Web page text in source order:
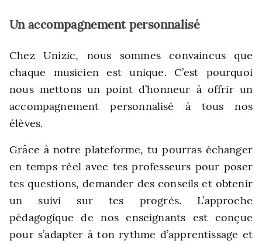
Un accompagnement personnalisé
Chez Unizic, nous sommes convaincus que
chaque musicien est unique. C’est pourquoi
nous mettons un point d’honneur à offrir un
accompagnement personnalisé à tous nos
élèves.
Grâce à notre plateforme, tu pourras échanger
en temps réel avec tes professeurs pour poser
tes questions, demander des conseils et obtenir
un suivi sur tes progrès. L’approche
pédagogique de nos enseignants est conçue
pour s’adapter à ton rythme d’apprentissage et